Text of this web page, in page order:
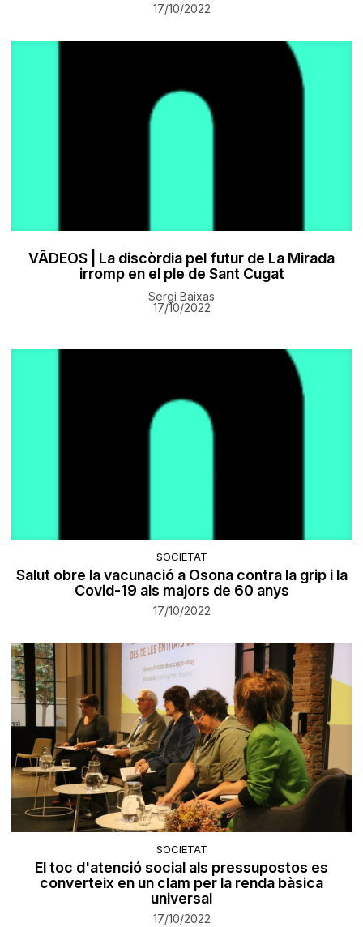
17/10/2022
VÃDEOS | La discòrdia pel futur de La Mirada
irromp en el ple de Sant Cugat
Sergi Baixas
17/10/2022
SOCIETAT
Salut obre la vacunació a Osona contra la grip i la
Covid-19 als majors de 60 anys
17/10/2022
SOCIETAT
El toc d'atenció social als pressupostos es
converteix en un clam per la renda bàsica
universal
17/10/2022